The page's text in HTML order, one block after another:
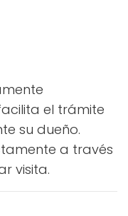
el trámite
su dueño.
a través
visita.